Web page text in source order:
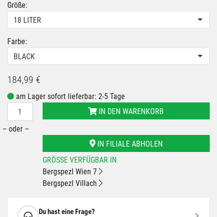
Größe:
18 LITER
Farbe:
BLACK
184,99 €
am Lager sofort lieferbar: 2-5 Tage
IN DEN WARENKORB
– oder –
IN FILIALE ABHOLEN
GRÖSSE VERFÜGBAR IN
Bergspezl Wien 7
Bergspezl Villach
Du hast eine Frage?